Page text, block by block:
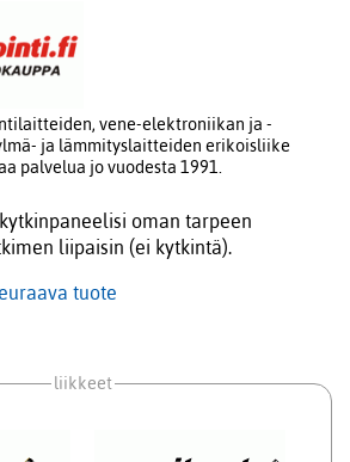
vene-elektroniikan ja -
ja lämmityslaitteiden erikoisliike
palvelua jo vuodesta 1991.
oman tarpeen
liipaisin (ei kytkintä).
tuote
liikkeet